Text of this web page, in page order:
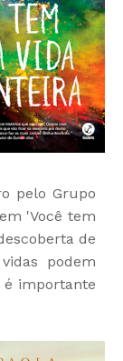
pelo Grupo
'Você tem
de
podem
é importante